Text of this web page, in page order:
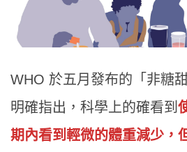
WHO 於五月發布的「非糖
明確指出，科學上的確看到
期內看到輕微的體重減少，